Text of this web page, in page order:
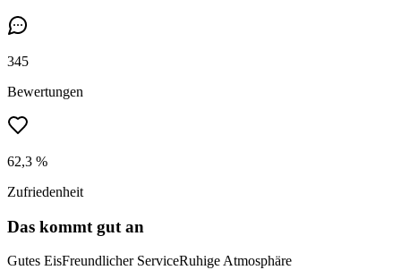
345
Bewertungen
62,3 %
Zufriedenheit
Das kommt gut an
Gutes EisFreundlicher ServiceRuhige Atmosphäre